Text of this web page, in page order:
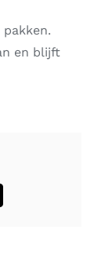
en blijft